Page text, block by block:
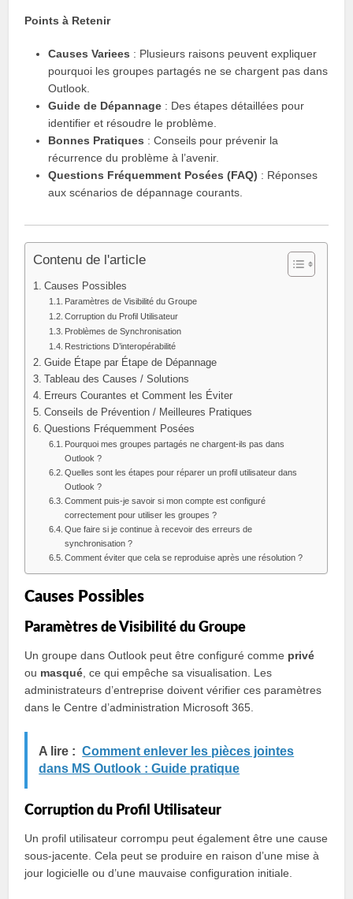
Points à Retenir
Causes Variees : Plusieurs raisons peuvent expliquer
pourquoi les groupes partagés ne se chargent pas dans
Outlook.
Guide de Dépannage : Des étapes détaillées pour
identifier et résoudre le problème.
Bonnes Pratiques : Conseils pour prévenir la
récurrence du problème à l’avenir.
Questions Fréquemment Posées (FAQ) : Réponses
aux scénarios de dépannage courants.
Contenu de l'article
Causes Possibles
Paramètres de Visibilité du Groupe
Corruption du Profil Utilisateur
Problèmes de Synchronisation
Restrictions D’interopérabilité
Guide Étape par Étape de Dépannage
Tableau des Causes / Solutions
Erreurs Courantes et Comment les Éviter
Conseils de Prévention / Meilleures Pratiques
Questions Fréquemment Posées
Pourquoi mes groupes partagés ne chargent-ils pas dans
Outlook ?
Quelles sont les étapes pour réparer un profil utilisateur dans
Outlook ?
Comment puis-je savoir si mon compte est configuré
correctement pour utiliser les groupes ?
Que faire si je continue à recevoir des erreurs de
synchronisation ?
Comment éviter que cela se reproduise après une résolution ?
Causes Possibles
Paramètres de Visibilité du Groupe
Un groupe dans Outlook peut être configuré comme privé
ou masqué , ce qui empêche sa visualisation. Les
administrateurs d’entreprise doivent vérifier ces paramètres
dans le Centre d’administration Microsoft 365.
A lire : Comment enlever les pièces jointes
dans MS Outlook : Guide pratique
Corruption du Profil Utilisateur
Un profil utilisateur corrompu peut également être une cause
sous-jacente. Cela peut se produire en raison d’une mise à
jour logicielle ou d’une mauvaise configuration initiale.